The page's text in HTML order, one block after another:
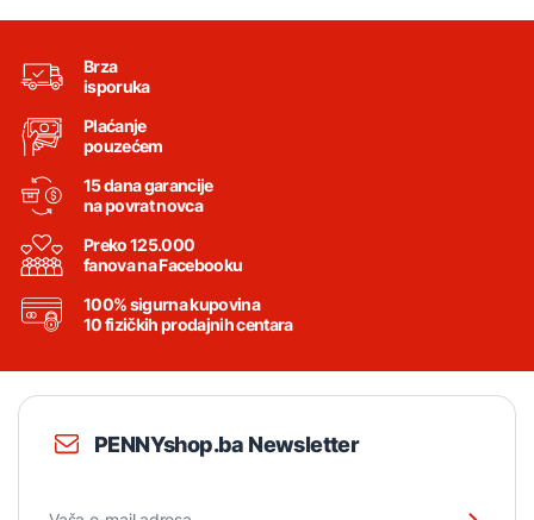
Brza
isporuka
Plaćanje
pouzećem
15 dana garancije
na povrat novca
Preko 125.000
fanova na Facebooku
100% sigurna kupovina
10 fizičkih prodajnih centara
PENNYshop.ba Newsletter